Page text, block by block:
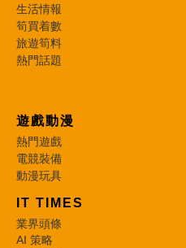
生活情報
筍買着數
旅遊筍料
熱門話題
遊戲動漫
熱門遊戲
電競裝備
動漫玩具
IT TIMES
業界頭條
AI 策略